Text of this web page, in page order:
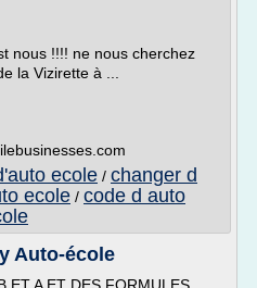
nous !!!! ne nous cherchez
la Vizirette à ...
ecole / changer d
ecole / code d auto
Auto-école